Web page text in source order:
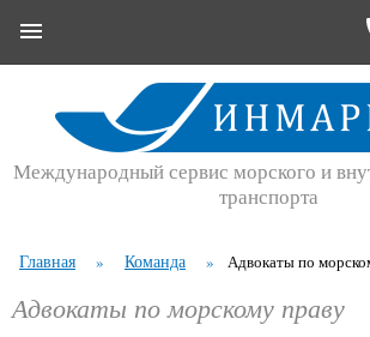
Международный сервис морского и
транспорта
Главная » Команда » Адвокаты по
Адвокаты по морскому праву